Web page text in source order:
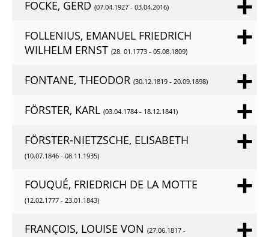
FOCKE, GERD (07.04.1927 - 03.04.2016)
FOLLENIUS, EMANUEL FRIEDRICH
WILHELM ERNST (28. 01.1773 - 05.08.1809)
FONTANE, THEODOR (30.12.1819 - 20.09.1898)
FÖRSTER, KARL (03.04.1784 - 18.12.1841)
FÖRSTER-NIETZSCHE, ELISABETH
(10.07.1846 - 08.11.1935)
FOUQUÉ, FRIEDRICH DE LA MOTTE
(12.02.1777 - 23.01.1843)
FRANÇOIS, LOUISE VON (27.06.1817 -